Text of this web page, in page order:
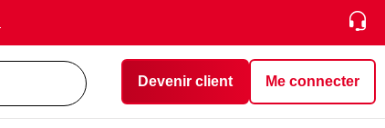
Devenir client Me connecter